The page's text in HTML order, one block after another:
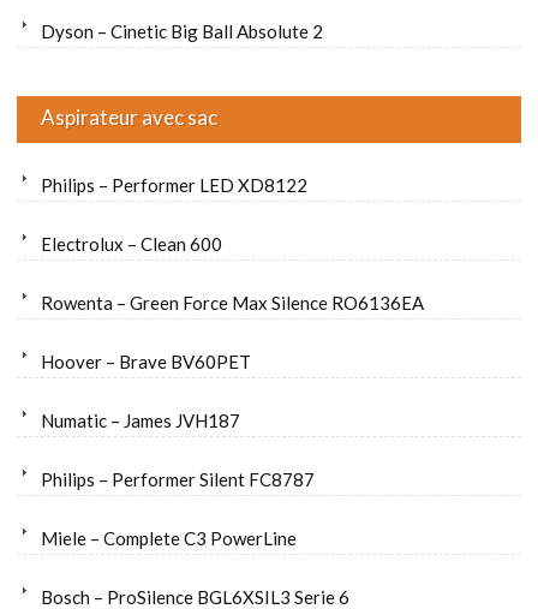
Dyson – Cinetic Big Ball Absolute 2
Aspirateur avec sac
Philips – Performer LED XD8122
Electrolux – Clean 600
Rowenta – Green Force Max Silence RO6136EA
Hoover – Brave BV60PET
Numatic – James JVH187
Philips – Performer Silent FC8787
Miele – Complete C3 PowerLine
Bosch – ProSilence BGL6XSIL3 Serie 6